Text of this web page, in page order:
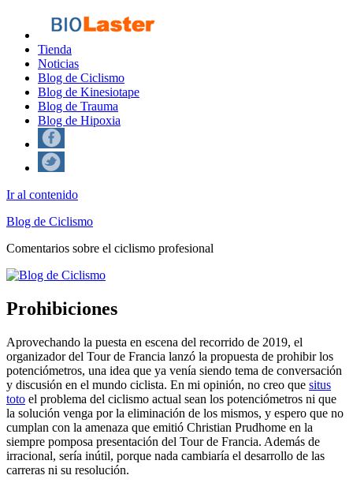
Tienda
Noticias
Blog de Ciclismo
Blog de Kinesiotape
Blog de Trauma
Blog de Hipoxia
Ir al contenido
Blog de Ciclismo
Comentarios sobre el ciclismo profesional
Prohibiciones
Aprovechando la puesta en escena del recorrido de 2019, el
organizador del Tour de Francia lanzó la propuesta de prohibir los
potenciómetros, una idea que ya venía siendo tema de conversación
y discusión en el mundo ciclista. En mi opinión, no creo que situs
toto el problema del ciclismo actual sean los potenciómetros ni que
la solución venga por la eliminación de los mismos, y espero que no
cumplan con la amenaza que emitió Christian Prudhome en la
siempre pomposa presentación del Tour de Francia. Además de
irracional, sería inútil, porque nada cambiaría el desarrollo de las
carreras ni su resolución.